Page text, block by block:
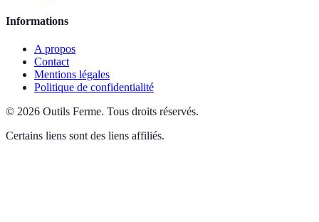
Informations
A propos
Contact
Mentions légales
Politique de confidentialité
© 2026 Outils Ferme. Tous droits réservés.
Certains liens sont des liens affiliés.